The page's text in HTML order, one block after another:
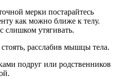
мерки постарайтесь
как можно ближе к телу.
слишком утягивать.
расслабив мышцы тела.
подруг или родственников